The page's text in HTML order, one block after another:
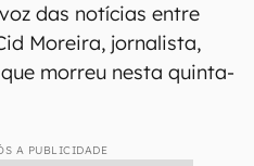
das notícias entre
Moreira, jornalista,
morreu nesta quinta-
A PUBLICIDADE